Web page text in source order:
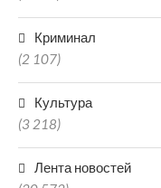
Криминал
(2 107)
Культура
(3 218)
Лента новостей